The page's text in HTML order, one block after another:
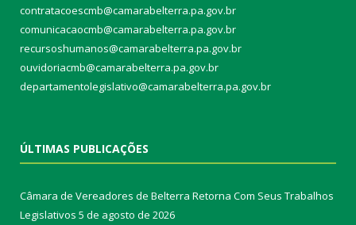
contratacoescmb@camarabelterra.pa.gov.br
comunicacaocmb@camarabelterra.pa.gov.br
recursoshumanos@camarabelterra.pa.gov.br
ouvidoriacmb@camarabelterra.pa.gov.br
departamentolegislativo@camarabelterra.pa.gov.br
ÚLTIMAS PUBLICAÇÕES
Câmara de Vereadores de Belterra Retorna Com Seus Trabalhos
Legislativos 5 de agosto de 2026